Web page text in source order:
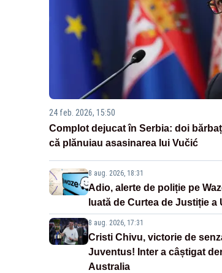
24 feb. 2026, 15:50
Complot dejucat în Serbia: doi
că plănuiau asasinarea lui Vučić
8 aug. 2026, 18:31
Adio, alerte de poliție pe
luată de Curtea de Justiție a
8 aug. 2026, 17:31
Cristi Chivu, victorie de
Juventus! Inter a câștigat
Australia